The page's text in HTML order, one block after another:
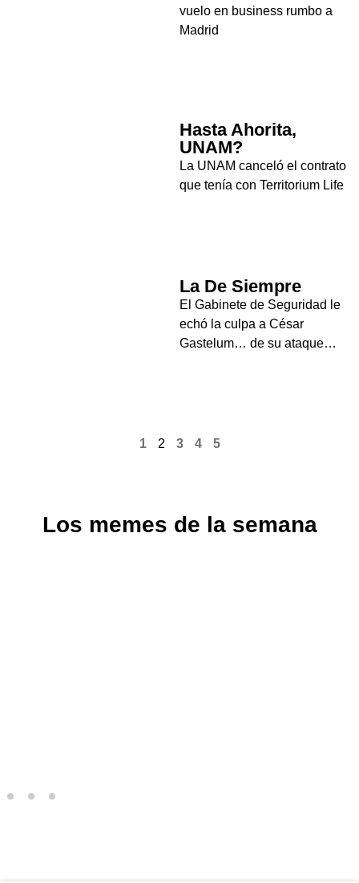
vuelo en business rumbo a
Madrid
Hasta Ahorita,
UNAM?
La UNAM canceló el contrato
que tenía con Territorium Life
La De Siempre
El Gabinete de Seguridad le
echó la culpa a César
Gastelum… de su ataque…
1 2 3 4 5
Los memes de la semana